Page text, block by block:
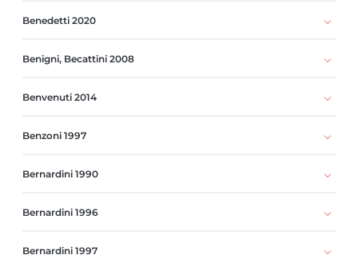
Benedetti 2020
Benigni, Becattini 2008
Benvenuti 2014
Benzoni 1997
Bernardini 1990
Bernardini 1996
Bernardini 1997